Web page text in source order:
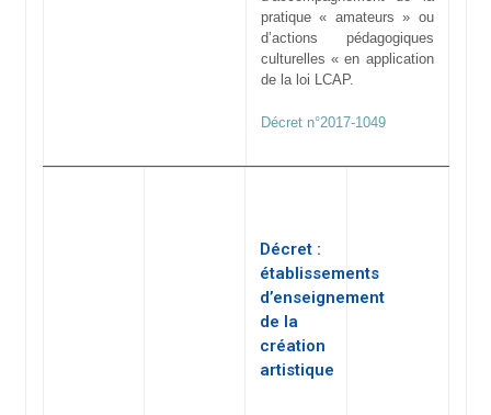
pratique « amateurs » ou
d’actions pédagogiques
culturelles « en application
de la loi LCAP.
Décret n°2017-1049
Décret :
établissements
d’enseignement
de la
création
artistique